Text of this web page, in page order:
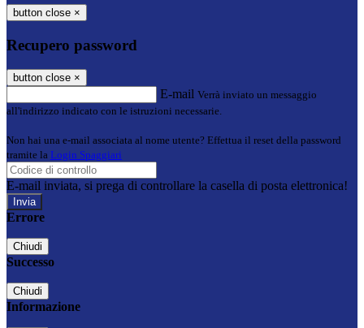
button close ×
Recupero password
button close ×
E-mail Verrà inviato un messaggio
all'indirizzo indicato con le istruzioni necessarie.
Non hai una e-mail associata al nome utente? Effettua il reset della password
tramite la Login Spaggiari
E-mail inviata, si prega di controllare la casella di posta elettronica!
Errore
Chiudi
Successo
Chiudi
Informazione